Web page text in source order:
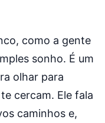
como a gente
sonho. É um
olhar para
cercam. Ele fala
caminhos e,